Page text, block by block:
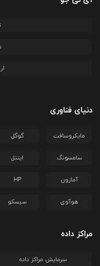
دنیای فناوری
مایکروسافت گوگل
سامسونگ اینتل
آمازون HP
هوآوی سیسکو
مراکز داده
سرمایش مراکز داده